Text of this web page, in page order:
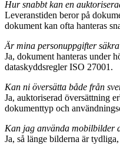
Hur snabbt kan en
Leveranstiden beror på
dokument kan ofta hanteras
Är mina personuppgifter
Ja, dokument hanteras under
dataskyddsregler ISO 27001.
Kan ni översätta både från
Ja, auktoriserad översättning
dokumenttyp och
Kan jag använda mobilbilder
Ja, så länge bilderna är